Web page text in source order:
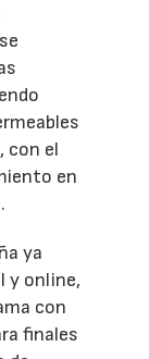
con el
en
ya
y online,
con
finales